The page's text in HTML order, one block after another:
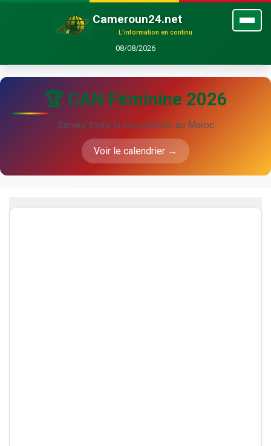
Cameroun24.net
L'information en continu
08/08/2026
🏆 CAN Féminine 2026
Suivez toute la compétition au Maroc
Voir le calendrier →